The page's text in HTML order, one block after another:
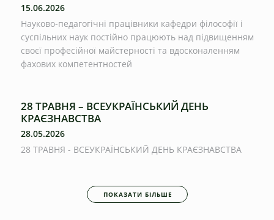
15.06.2026
Науково-педагогічні працівники кафедри філософії і
суспільних наук постійно працюють над підвищенням
своєї професійної майстерності та вдосконаленням
фахових компетентностей
28 ТРАВНЯ – ВСЕУКРАЇНСЬКИЙ ДЕНЬ
КРАЄЗНАВСТВА
28.05.2026
28 ТРАВНЯ - ВСЕУКРАЇНСЬКИЙ ДЕНЬ КРАЄЗНАВСТВА
ПОКАЗАТИ БІЛЬШЕ